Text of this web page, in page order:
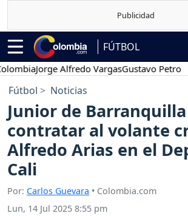
FÚTBOL
Jorge Alfredo VargasGustavo Petro
Fútbol Noticias
Junior de
contratar al volante
Alfredo Arias en el
Cali
Por: Carlos Guevara • Colombia.com
Lun, 14 Jul 2025 8:55 pm